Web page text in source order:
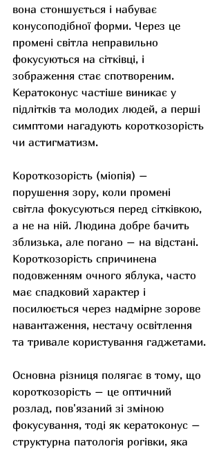
вона стоншується і набуває
конусоподібної форми. Через це
промені світла неправильно
фокусуються на сітківці, і
зображення стає спотвореним.
Кератоконус частіше виникає у
підлітків та молодих людей, а перші
симптоми нагадують короткозорість
чи астигматизм.
Короткозорість (міопія) –
порушення зору, коли промені
світла фокусуються перед сітківкою,
а не на ній. Людина добре бачить
зблизька, але погано – на відстані.
Короткозорість спричинена
подовженням очного яблука, часто
має спадковий характер і
посилюється через надмірне зорове
навантаження, нестачу освітлення
та тривале користування гаджетами.
Основна різниця полягає в тому, що
короткозорість – це оптичний
розлад, пов'язаний зі зміною
фокусування, тоді як кератоконус –
структурна патологія рогівки, яка